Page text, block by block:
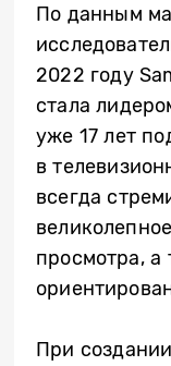
По данным
2022 году
стала
уже 17 лет
в
всегда
просмотра,
При